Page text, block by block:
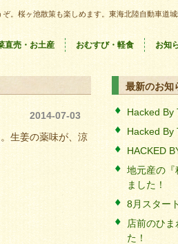
。桜ヶ池散策も楽しめます。東海北陸自動車道
直売・お土産 おむすび・軽食 お知
2014-07-03
生姜の薬味が、涼
最新のお知
Hacked By
Hacked By
HACKED
地元産の『
ました！
8月スター
店前のひ
た！